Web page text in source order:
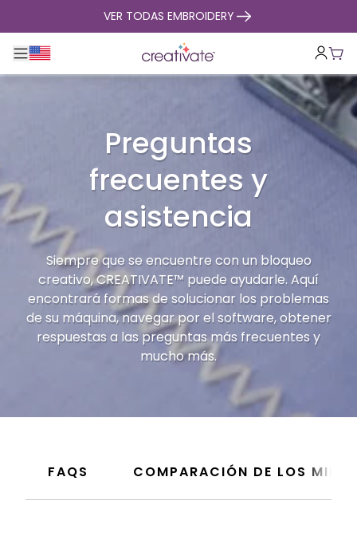
VER TODAS EMBROIDERY
Alternar navegación principal
Preguntas
frecuentes y
asistencia
Siempre que se encuentre con un bloqueo
creativo, CREATIVATE™ puede ayudarle. Aquí
encontrará formas de solucionar los problemas
de su máquina, navegar por el software, obtener
respuestas a las preguntas más frecuentes y
mucho más.
FAQS COMPARACIÓN DE LOS